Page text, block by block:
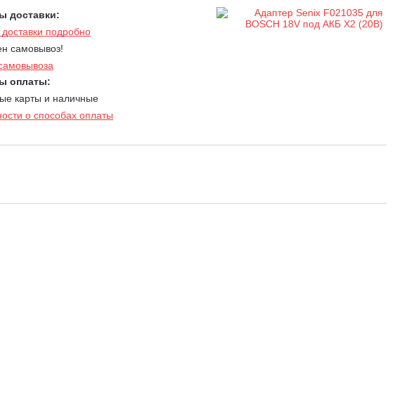
доставки:
подробно
самовывоз!
оплаты:
карты и наличные
о способах оплаты